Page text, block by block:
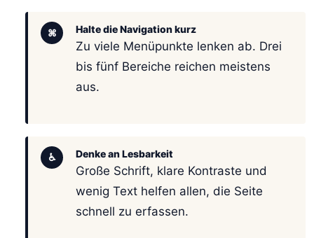
⌘ Halte die Navigation kurz
Zu viele Menüpunkte lenken ab. Drei
bis fünf Bereiche reichen meistens
aus.
♿ Denke an Lesbarkeit
Große Schrift, klare Kontraste und
wenig Text helfen allen, die Seite
schnell zu erfassen.